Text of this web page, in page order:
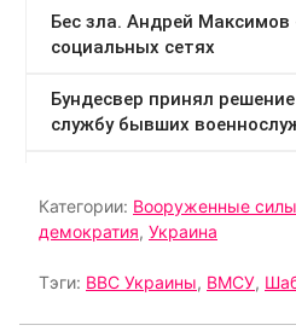
Категории: Вооруженные силы
демократия, Украина
Тэги: ВВС Украины, ВМСУ,